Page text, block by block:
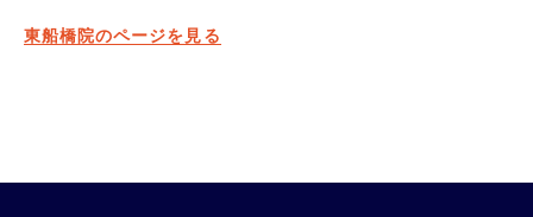
東船橋院のページを見る